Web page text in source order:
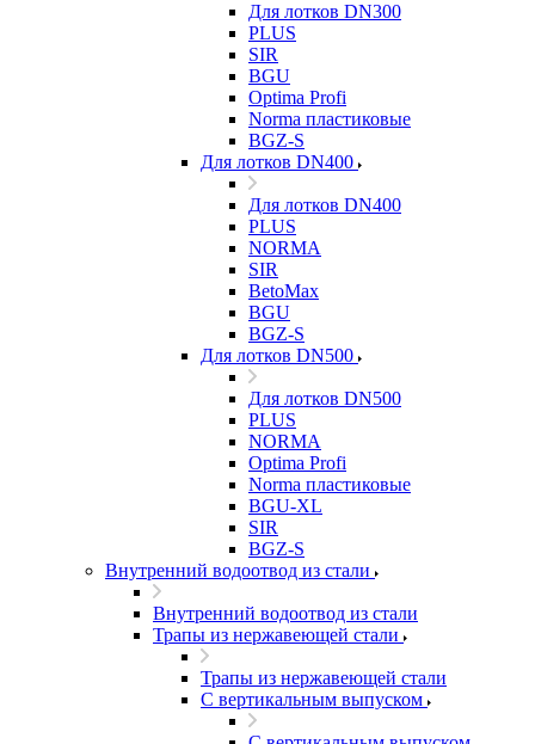
Для лотков DN300
PLUS
SIR
BGU
Optima Profi
Norma пластиковые
BGZ-S
Для лотков DN400
Для лотков DN400
PLUS
NORMA
SIR
BetoMax
BGU
BGZ-S
Для лотков DN500
Для лотков DN500
PLUS
NORMA
Optima Profi
Norma пластиковые
BGU-XL
SIR
BGZ-S
Внутренний водоотвод из стали
Внутренний водоотвод из стали
Трапы из нержавеющей стали
Трапы из нержавеющей стали
С вертикальным выпуском